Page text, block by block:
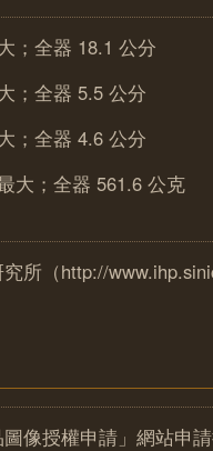
；全器 18.1 公分
；全器 5.5 公分
；全器 4.6 公分
大；全器 561.6 公克
所（http://
像授權申請」網站申